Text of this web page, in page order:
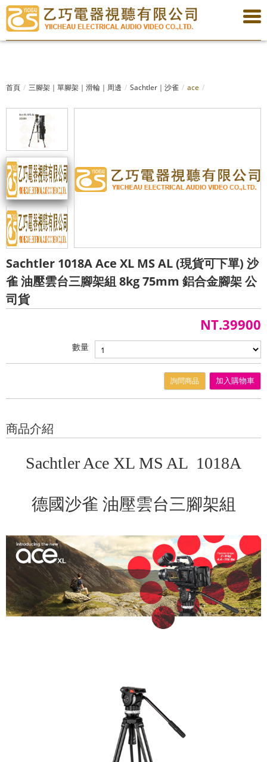
首頁 三腳架｜單腳架｜滑輪｜周邊 Sachtler｜沙雀 ace
Sachtler 1018A Ace XL MS AL (現貨可下單) 沙
雀 油壓雲台三腳架組 8kg 75mm 鋁合金腳架 公
司貨
NT.39900
數量
詢問商品 加入購物車
商品介紹
Sachtler Ace XL MS AL 1018A
德國沙雀 油壓雲台三腳架組